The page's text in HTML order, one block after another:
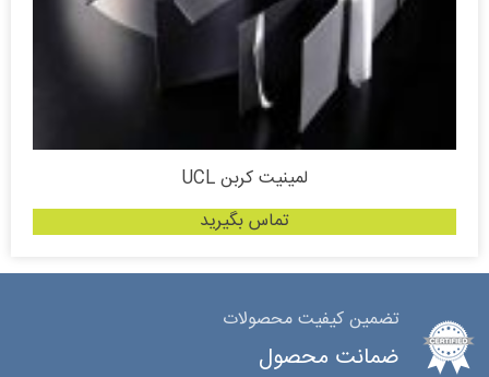
لمینیت کربن UCL
تماس بگیرید
تضمین کیفیت محصولات
ضمانت محصول